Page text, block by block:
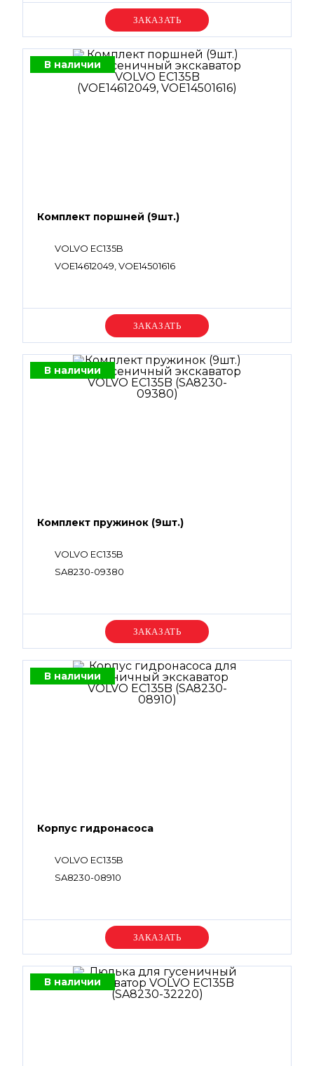
Уточняйте цену
В наличии
Комплект поршней (9шт.)
VOLVO EC135B
VOE14612049, VOE14501616
Уточняйте цену
В наличии
Комплект пружинок (9шт.)
VOLVO EC135B
SA8230-09380
Уточняйте цену
В наличии
Корпус гидронасоса
VOLVO EC135B
SA8230-08910
Уточняйте цену
В наличии